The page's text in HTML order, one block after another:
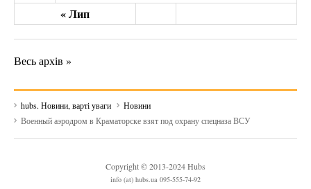
« Лип
Весь архів »
hubs. Новини, варті уваги
Новини
Военный аэродром в Краматорске взят под охрану спецназа ВСУ
Copyright © 2013-2024 Hubs
info (at) hubs.ua 095-555-74-92